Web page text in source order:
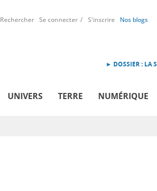
Rechercher Se connecter S'inscrire Nos blogs
► DOSSIER : LA
UNIVERS TERRE NUMÉRIQUE